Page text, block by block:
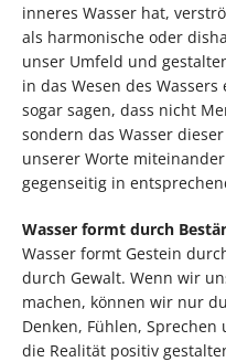
inneres Wasser hat,
als harmonische oder
unser Umfeld und
in das Wesen des
sogar sagen, dass nicht
sondern das Wasser
unserer Worte
gegenseitig in
Wasser formt durch
Wasser formt Gestein
durch Gewalt. Wenn wir
machen, können wir nur
Denken, Fühlen,
die Realität positiv